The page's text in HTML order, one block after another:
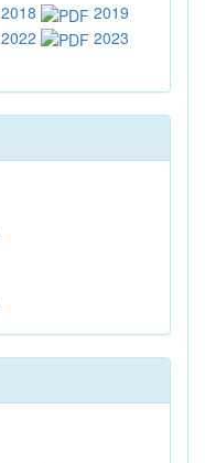
2018
2019
2022
2023